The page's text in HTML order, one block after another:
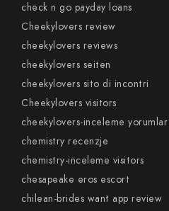
check n go payday loans
Cheekylovers review
cheekylovers reviews
cheekylovers seiten
cheekylovers sito di incontri
Cheekylovers visitors
cheekylovers-inceleme yorumlar
chemistry recenzje
chemistry-inceleme visitors
chesapeake eros escort
chilean-brides want app review